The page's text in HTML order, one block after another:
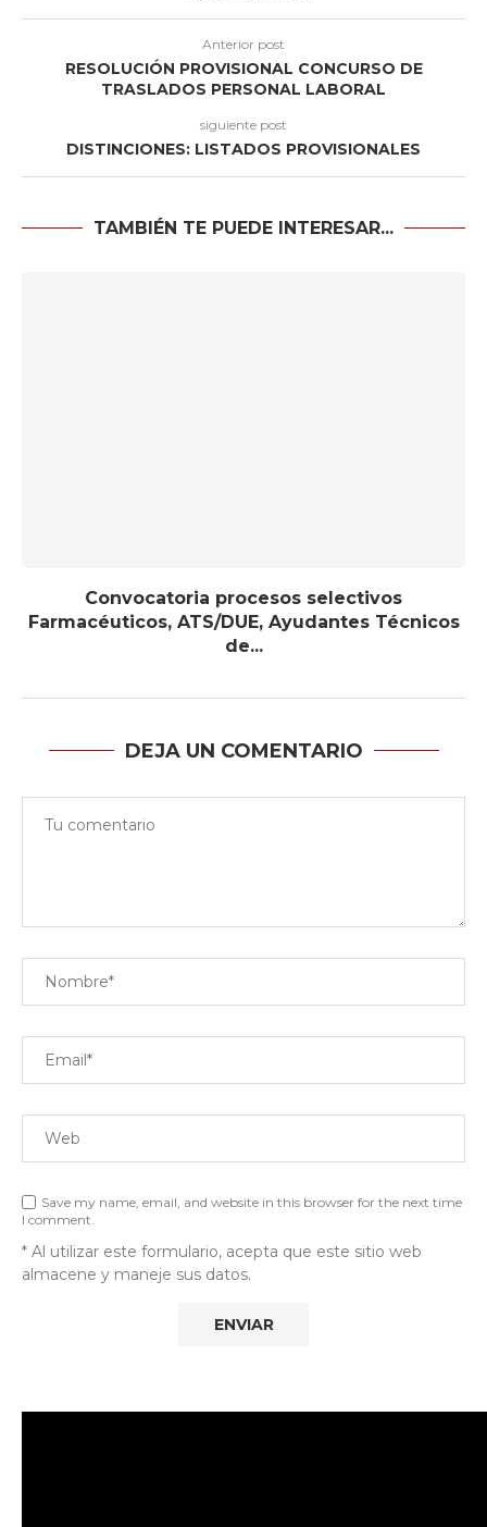
Anterior post
RESOLUCIÓN PROVISIONAL CONCURSO DE
TRASLADOS PERSONAL LABORAL
siguiente post
DISTINCIONES: LISTADOS PROVISIONALES
TAMBIÉN TE PUEDE INTERESAR...
Convocatoria procesos selectivos
Farmacéuticos, ATS/DUE, Ayudantes Técnicos
de...
DEJA UN COMENTARIO
Save my name, email, and website in this browser for the next time
I comment.
* Al utilizar este formulario, acepta que este sitio web
almacene y maneje sus datos.